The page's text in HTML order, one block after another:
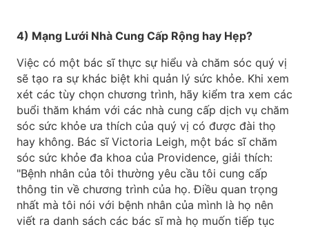
4) Mạng Lưới Nhà Cung Cấp Rộng hay Hẹp?
Việc có một bác sĩ thực sự hiểu và chăm sóc quý vị
sẽ tạo ra sự khác biệt khi quản lý sức khỏe. Khi xem
xét các tùy chọn chương trình, hãy kiểm tra xem các
buổi thăm khám với các nhà cung cấp dịch vụ chăm
sóc sức khỏe ưa thích của quý vị có được đài thọ
hay không. Bác sĩ Victoria Leigh, một bác sĩ chăm
sóc sức khỏe đa khoa của Providence, giải thích:
"Bệnh nhân của tôi thường yêu cầu tôi cung cấp
thông tin về chương trình của họ. Điều quan trọng
nhất mà tôi nói với bệnh nhân của mình là họ nên
viết ra danh sách các bác sĩ mà họ muốn tiếp tục